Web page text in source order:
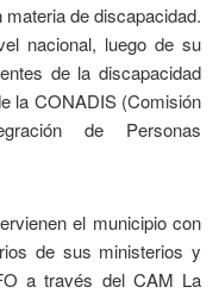
de discapacidad.
nacional, luego de su
de la discapacidad
la CONADIS (Comisión
de Personas
el municipio con
de sus ministerios y
a través del CAM La